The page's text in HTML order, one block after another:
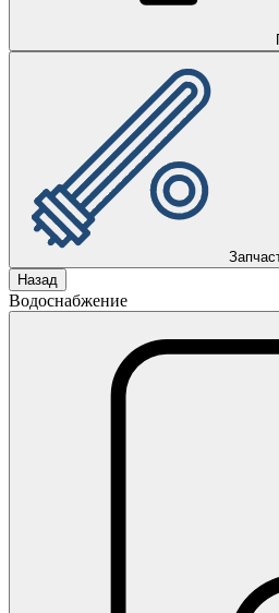
Назад
Водоснабжение